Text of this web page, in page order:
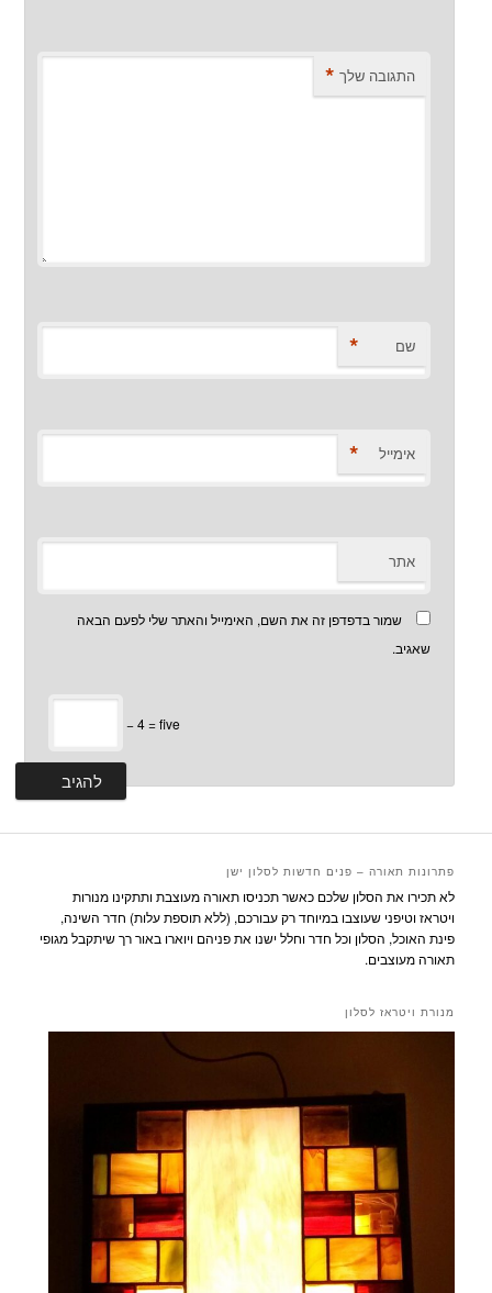
התגובה שלך *
שם *
אימייל *
אתר
שמור בדפדפן זה את השם, האימייל והאתר שלי לפעם הבאה
שאגיב.
− 4 = five
פתרונות תאורה – פנים חדשות לסלון ישן
לא תכירו את הסלון שלכם כאשר תכניסו תאורה מעוצבת ותתקינו מנורות
ויטראז וטיפני שעוצבו במיוחד רק עבורכם, (ללא תוספת עלות) חדר השינה,
פינת האוכל, הסלון וכל חדר וחלל ישנו את פניהם ויוארו באור רך שיתקבל מגופי
תאורה מעוצבים.
מנורת ויטראז לסלון